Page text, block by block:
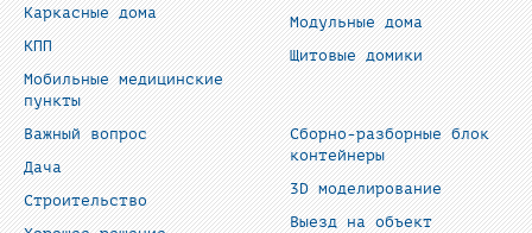
Каркасные дома
КПП
Мобильные медицинские
пункты
Модульные дома
Щитовые домики
Важный вопрос
Дача
Строительство
Сборно-разборные блок
контейнеры
3D моделирование
Выезд на объект